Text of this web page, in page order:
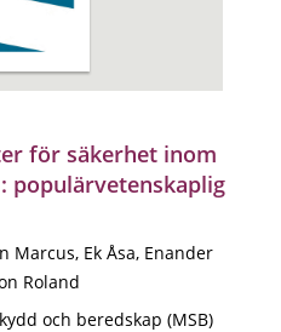
för säkerhet inom
populärvetenskaplig
Marcus, Ek Åsa, Enander
Roland
och beredskap (MSB)